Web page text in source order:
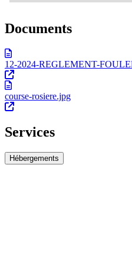
Documents
12-2024-REGLEMENT-
course-rosiere.jpg
Services
Hébergements